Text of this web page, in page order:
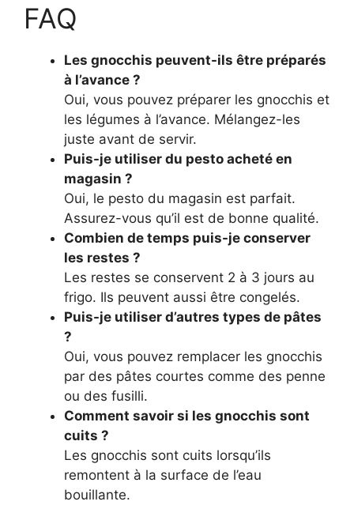
FAQ
Les gnocchis peuvent-ils être préparés
à l’avance ?
Oui, vous pouvez préparer les gnocchis et
les légumes à l’avance. Mélangez-les
juste avant de servir.
Puis-je utiliser du pesto acheté en
magasin ?
Oui, le pesto du magasin est parfait.
Assurez-vous qu’il est de bonne qualité.
Combien de temps puis-je conserver
les restes ?
Les restes se conservent 2 à 3 jours au
frigo. Ils peuvent aussi être congelés.
Puis-je utiliser d’autres types de pâtes
?
Oui, vous pouvez remplacer les gnocchis
par des pâtes courtes comme des penne
ou des fusilli.
Comment savoir si les gnocchis sont
cuits ?
Les gnocchis sont cuits lorsqu’ils
remontent à la surface de l’eau
bouillante.